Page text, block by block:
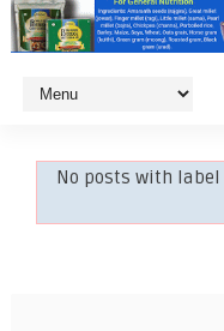
No posts with label